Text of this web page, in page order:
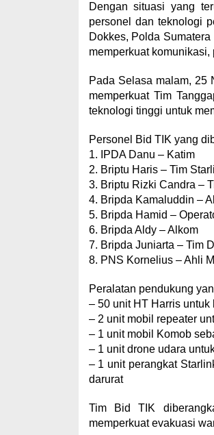
Dengan situasi yang
personel dan teknologi
Dokkes, Polda
memperkuat
Pada Selasa malam, 25
memperkuat Tim
teknologi tinggi untuk
Personel Bid TIK yang
1. IPDA Danu – Katim
2. Briptu Haris – Tim
3. Briptu Rizki Candra –
4. Bripda Kamaluddin –
5. Bripda Hamid –
6. Bripda Aldy – Alkom
7. Bripda Juniarta – Tim
8. PNS Kornelius – Ahli
Peralatan pendukung
– 50 unit HT Harris
– 2 unit mobil repeater
– 1 unit mobil Komob
– 1 unit drone udara
– 1 unit perangkat
darurat
Tim Bid TIK
memperkuat evakuasi